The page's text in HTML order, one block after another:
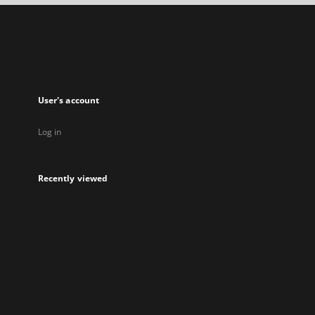
a
User's account
Log in
Recently viewed